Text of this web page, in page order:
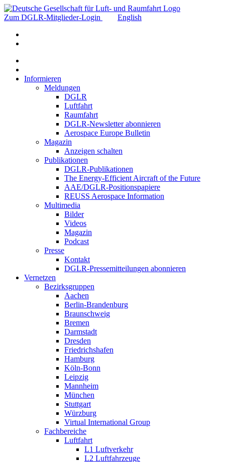
Zum DGLR-Mitglieder-Login English
Informieren
Meldungen
DGLR
Luftfahrt
Raumfahrt
DGLR-Newsletter abonnieren
Aerospace Europe Bulletin
Magazin
Anzeigen schalten
Publikationen
DGLR-Publikationen
The Energy-Efficient Aircraft of the Future
AAE/DGLR-Positionspapiere
REUSS Aerospace Information
Multimedia
Bilder
Videos
Magazin
Podcast
Presse
Kontakt
DGLR-Pressemitteilungen abonnieren
Vernetzen
Bezirksgruppen
Aachen
Berlin-Brandenburg
Braunschweig
Bremen
Darmstadt
Dresden
Friedrichshafen
Hamburg
Köln-Bonn
Leipzig
Mannheim
München
Stuttgart
Würzburg
Virtual International Group
Fachbereiche
Luftfahrt
L1 Luftverkehr
L2 Luftfahrzeuge